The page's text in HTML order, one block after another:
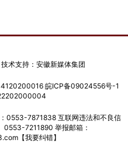
术支持：安徽新媒体集团
皖ICP备09024556号-1
0553-7871838 互联网违法和不良信
7211890 举报邮箱：
【我要纠错】